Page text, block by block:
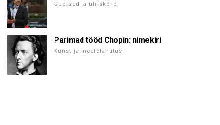
Uudised ja ühiskond
Parimad tööd Chopin: nimekiri
Kunst ja meelelahutus